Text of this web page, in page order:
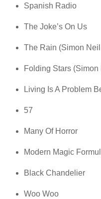
Spanish Radio
The Joke’s On Us
The Rain (Simon
Folding Stars
Living Is A Problem
57
Many Of Horror
Modern Magic
Black Chandelier
Woo Woo